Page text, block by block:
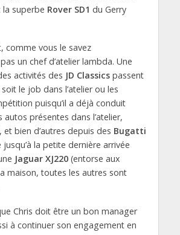
superbe Rover SD1 du Gerry
comme vous le savez
un chef d’atelier lambda. Une
activités des JD Classicspassent
le job dans l’atelier ou les
puisqu’il a déjà conduit
autos présentes dans l’atelier,
et bien d’autres depuis des Bugatti
jusqu’à la petite dernière arrivée
Jaguar XJ220(entorse aux
maison, toutes les autres sont
Chris doit être un bon manager
à continuer son engagement en